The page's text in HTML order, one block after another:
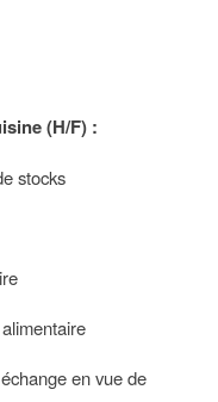
(H/F) :
stocks
en vue de